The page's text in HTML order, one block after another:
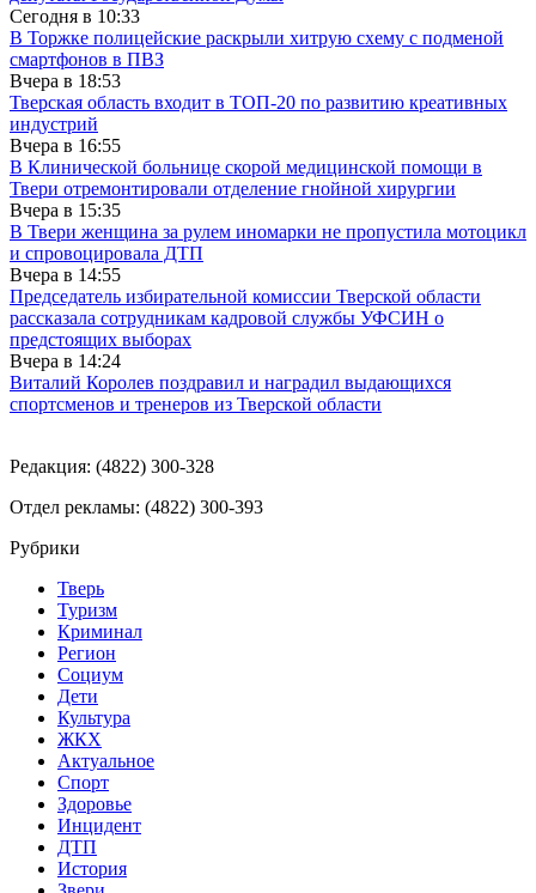
Сегодня в 10:33
В Торжке полицейские раскрыли хитрую схему с подменой
смартфонов в ПВЗ
Вчера в 18:53
Тверская область входит в ТОП-20 по развитию креативных
индустрий
Вчера в 16:55
В Клинической больнице скорой медицинской помощи в
Твери отремонтировали отделение гнойной хирургии
Вчера в 15:35
В Твери женщина за рулем иномарки не пропустила мотоцикл
и спровоцировала ДТП
Вчера в 14:55
Председатель избирательной комиссии Тверской области
рассказала сотрудникам кадровой службы УФСИН о
предстоящих выборах
Вчера в 14:24
Виталий Королев поздравил и наградил выдающихся
спортсменов и тренеров из Тверской области
Редакция: (4822) 300-328
Отдел рекламы: (4822) 300-393
Рубрики
Тверь
Туризм
Криминал
Регион
Социум
Дети
Культура
ЖКХ
Актуальное
Спорт
Здоровье
Инцидент
ДТП
История